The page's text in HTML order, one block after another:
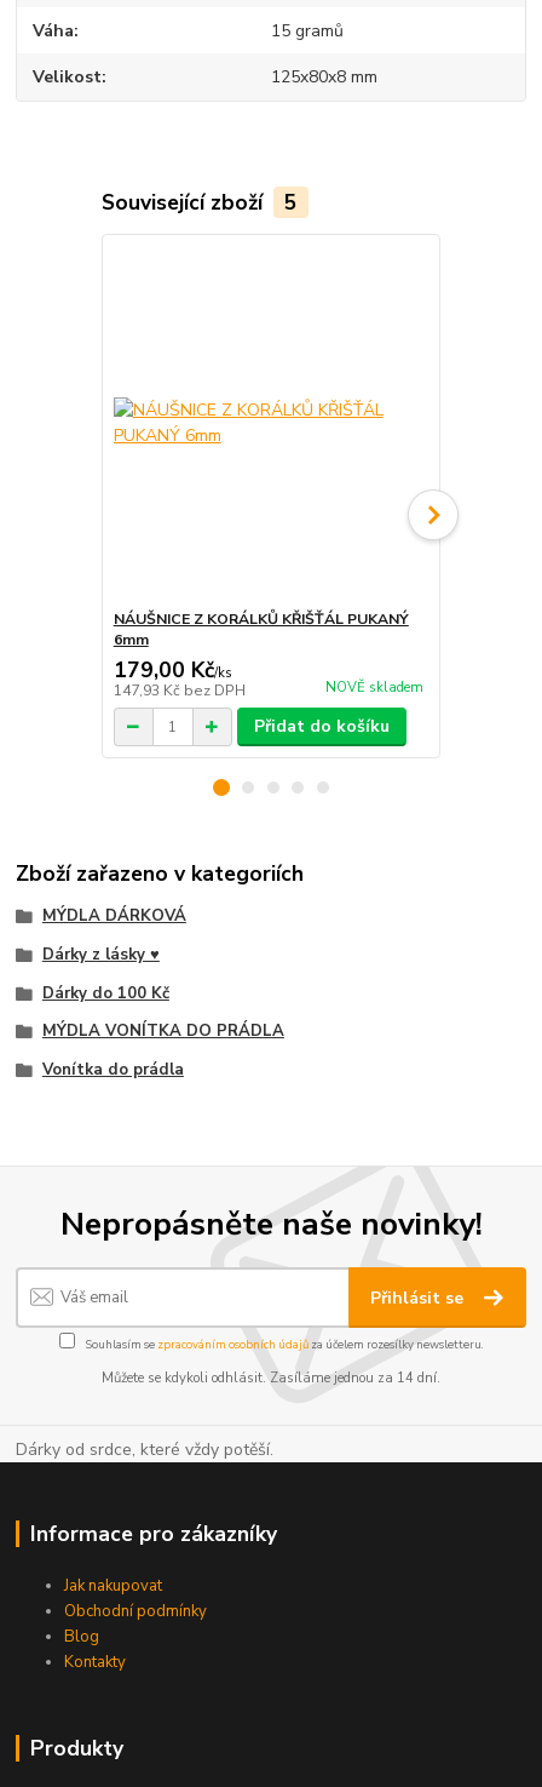
Váha 15 gramů
Velikost 125x80x8 mm
Související zboží 5
NÁUŠNICE Z KORÁLKŮ KŘIŠŤÁL PUKANÝ
6mm
179,00 Kč/ks
147,93 Kč bez DPH NOVĚ skladem
Přidat do košíku
Zboží zařazeno v kategoriích
MÝDLA DÁRKOVÁ
Dárky z lásky ♥
Dárky do 100 Kč
MÝDLA VONÍTKA DO PRÁDLA
Vonítka do prádla
Nepropásněte naše novinky!
Přihlásit se
Souhlasím se zpracováním osobních údajůza účelem rozesílky newsletteru.
Můžete se kdykoli odhlásit. Zasíláme jednou za 14 dní.
Dárky od srdce, které vždy potěší.
Informace pro zákazníky
Jak nakupovat
Obchodní podmínky
Blog
Kontakty
Produkty